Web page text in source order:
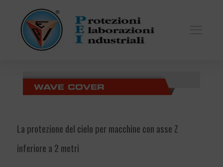
La protezione del cielo per macchine con asse Z
inferiore a 2 metri